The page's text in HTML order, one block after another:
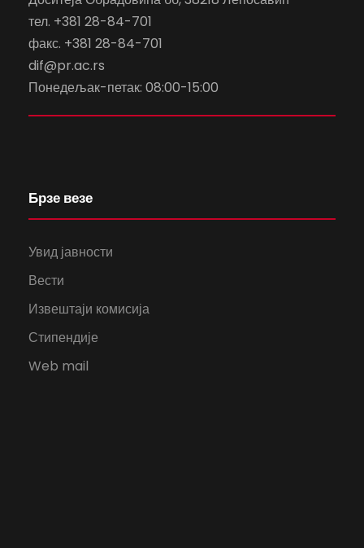
тел. +381 28-84-701
факс. +381 28-84-701
dif@pr.ac.rs
Понедељак-петак: 08:00-15:00
Брзе везе
Увид јавности
Вести
Извештаји комисија
Стипендије
Web mail